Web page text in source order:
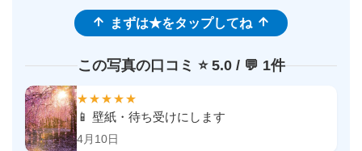
まずは★をタップしてね
この写真の口コミ ⭐️ 5.0 / 💬 1件
★★★★★
📱 壁紙・待ち受けにします
4月10日